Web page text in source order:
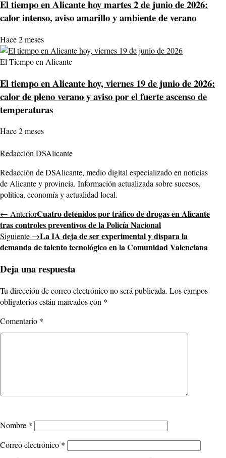
El tiempo en Alicante hoy martes 2 de junio de 2026:
calor intenso, aviso amarillo y ambiente de verano
Hace 2 meses
El Tiempo en Alicante
El tiempo en Alicante hoy, viernes 19 de junio de 2026:
calor de pleno verano y aviso por el fuerte ascenso de
temperaturas
Hace 2 meses
Redacción DSAlicante
Redacción de DSAlicante, medio digital especializado en noticias
de Alicante y provincia. Información actualizada sobre sucesos,
política, economía y actualidad local.
← AnteriorCuatro detenidos por tráfico de drogas en Alicante
tras controles preventivos de la Policía Nacional
Siguiente →La IA deja de ser experimental y dispara la
demanda de talento tecnológico en la Comunidad Valenciana
Deja una respuesta
Tu dirección de correo electrónico no será publicada. Los campos
obligatorios están marcados con *
Comentario *
Nombre *
Correo electrónico *